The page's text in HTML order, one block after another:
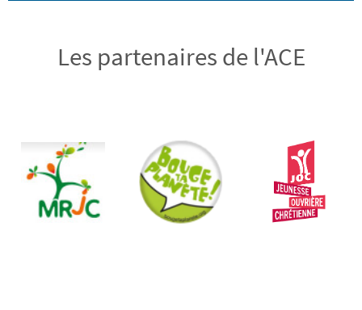
Les partenaires de l'ACE